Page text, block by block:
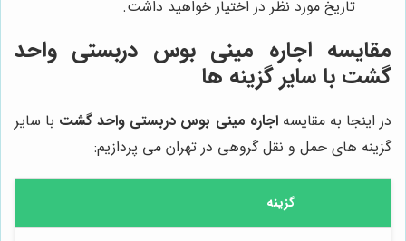
تاریخ مورد نظر در اختیار خواهید داشت.
مقایسه اجاره مینی بوس دربستی واحد
گشت با سایر گزینه ها
در اینجا به مقایسهاجاره مینی بوس دربستی واحد گشت با سایر
گزینه های حمل و نقل گروهی در تهران می پردازیم:
گزینه